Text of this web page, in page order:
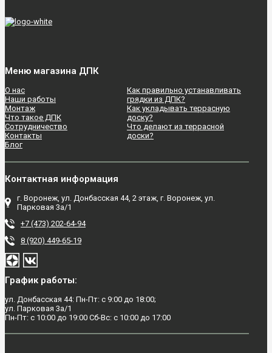
Меню магазина ДПК
О нас
Наши работы
Монтаж
Что такое ДПК
Сотрудничество
Контакты
Блог
Как правильно устанавливать
грядки из ДПК?
Как укладывать террасную
доску?
Что делают из террасной
доски?
Контактная информация
г. Воронеж, ул. Донбасская 44, 2 этаж, г. Воронеж, ул.
Парковая 3а/1
+7 (473) 202-64-94
8 (920) 449-65-19
График работы:
ул. Донбасская 44: Пн-Пт: с 9:00 до 18:00;
ул. Парковая 3а/1
Пн-Пт: с 10:00 до 19:00 Сб-Вс: с 10:00 до 17:00